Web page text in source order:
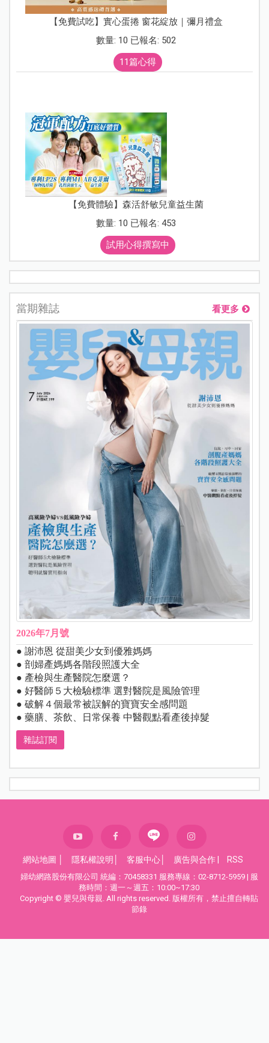
【免費試吃】實心蛋捲 窗花綻放｜彌月禮盒
數量: 10 已報名: 502
11篇心得
【免費體驗】森活舒敏兒童益生菌
數量: 10 已報名: 453
試用心得撰寫中
當期雜誌 看更多
2026年7月號
● 謝沛恩 從甜美少女到優雅媽媽
● 剖婦產媽媽各階段照護大全
● 產檢與生產醫院怎麼選？
● 好醫師５大檢驗標準 選對醫院是風險管理
● 破解４個最常被誤解的寶寶安全感問題
● 藥膳、茶飲、日常保養 中醫觀點看產後掉髮
雜誌訂閱
網站地圖 隱私權說明 客服中心 廣告與合作 RSS
婦幼網路股份有限公司 統編：70458331 服務專線：02-8712-5959 | 服
務時間：週一～週五：10:00~17:30
Copyright © 嬰兒與母親. All rights reserved. 版權所有，禁止擅自轉貼
節錄